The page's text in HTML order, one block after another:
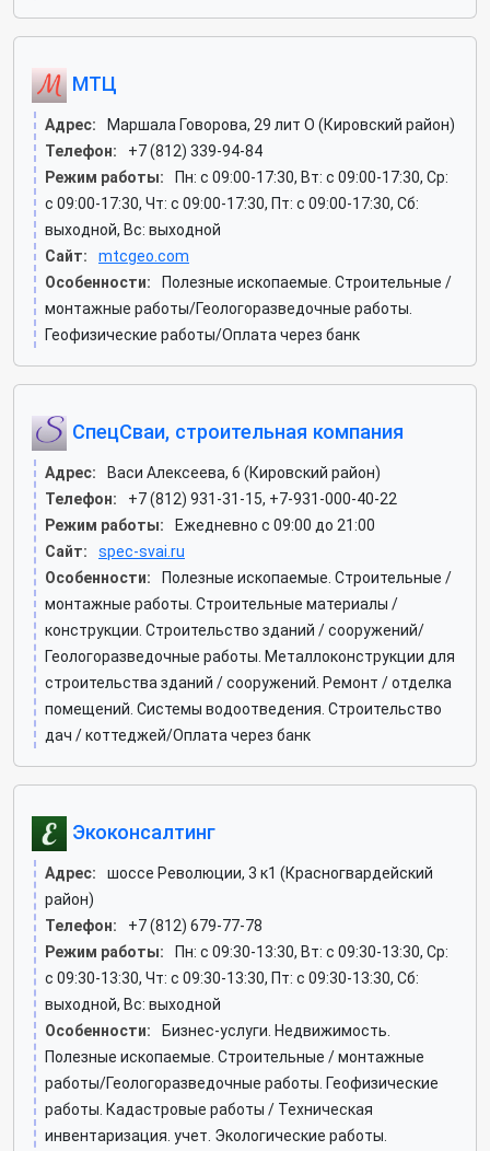
МТЦ
Адрес:
Маршала Говорова, 29 лит О (Кировский район)
Телефон:
+7 (812) 339-94-84
Режим работы:
Пн: c 09:00-17:30, Вт: c 09:00-17:30, Ср:
c 09:00-17:30, Чт: c 09:00-17:30, Пт: c 09:00-17:30, Сб:
выходной, Вс: выходной
Сайт:
mtcgeo.com
Особенности:
Полезные ископаемые. Строительные /
монтажные работы/Геологоразведочные работы.
Геофизические работы/Оплата через банк
СпецСваи, строительная компания
Адрес:
Васи Алексеева, 6 (Кировский район)
Телефон:
+7 (812) 931-31-15, +7-931-000-40-22
Режим работы:
Ежедневно с 09:00 до 21:00
Сайт:
spec-svai.ru
Особенности:
Полезные ископаемые. Строительные /
монтажные работы. Строительные материалы /
конструкции. Строительство зданий / сооружений/
Геологоразведочные работы. Металлоконструкции для
строительства зданий / сооружений. Ремонт / отделка
помещений. Системы водоотведения. Строительство
дач / коттеджей/Оплата через банк
Экоконсалтинг
Адрес:
шоссе Революции, 3 к1 (Красногвардейский
район)
Телефон:
+7 (812) 679-77-78
Режим работы:
Пн: c 09:30-13:30, Вт: c 09:30-13:30, Ср:
c 09:30-13:30, Чт: c 09:30-13:30, Пт: c 09:30-13:30, Сб:
выходной, Вс: выходной
Особенности:
Бизнес-услуги. Недвижимость.
Полезные ископаемые. Строительные / монтажные
работы/Геологоразведочные работы. Геофизические
работы. Кадастровые работы / Техническая
инвентаризация. учет. Экологические работы.